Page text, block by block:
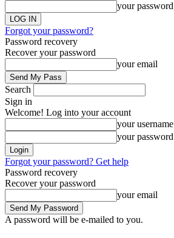
your password
Forgot your password?
Password recovery
Recover your password
your email
Search
Sign in
Welcome! Log into your account
your username
your password
Forgot your password? Get help
Password recovery
Recover your password
your email
A password will be e-mailed to you.